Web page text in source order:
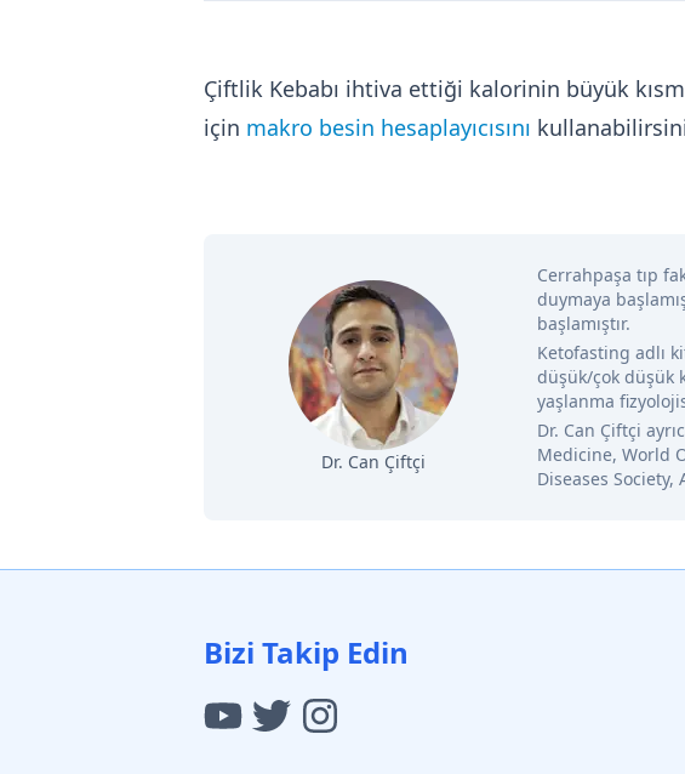
Çiftlik Kebabı ihtiva ettiği kalorinin büyük
için makro besin hesaplayıcısını
Dr. Can Çiftçi
Cerrahpaşa tıp
duymaya
başlamıştır.
Ketofasting adlı
düşük/çok düşük
yaşlanma
Dr. Can Çiftçi
Medicine, World
Diseases
Bizi Takip Edin